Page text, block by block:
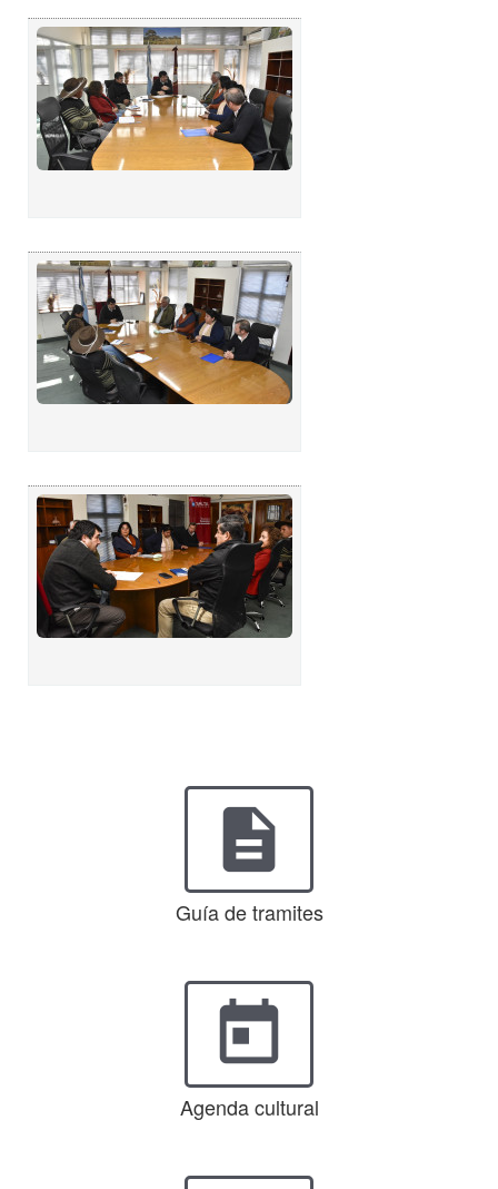
description
Guía de tramites
today
Agenda cultural